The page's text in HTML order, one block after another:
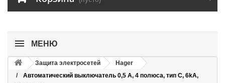
МЕНЮ
Защита электросетей
Hager
Автоматический выключатель 0,5 А, 4 полюса, тип С, 6kA,